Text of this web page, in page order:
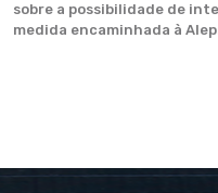
sobre a possibilidade de
medida encaminhada à